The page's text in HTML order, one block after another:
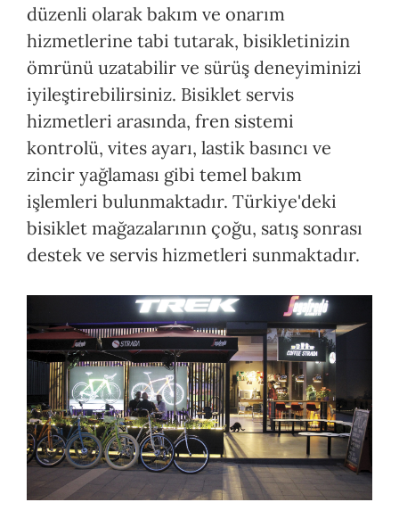
düzenli olarak bakım ve onarım
hizmetlerine tabi tutarak, bisikletinizin
ömrünü uzatabilir ve sürüş deneyiminizi
iyileştirebilirsiniz. Bisiklet servis
hizmetleri arasında, fren sistemi
kontrolü, vites ayarı, lastik basıncı ve
zincir yağlaması gibi temel bakım
işlemleri bulunmaktadır. Türkiye'deki
bisiklet mağazalarının çoğu, satış sonrası
destek ve servis hizmetleri sunmaktadır.